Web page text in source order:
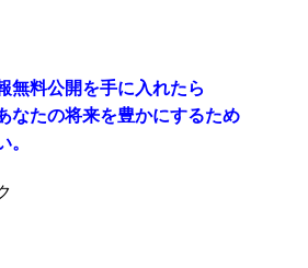
無料公開を手に入れたら
なたの将来を豊かにするため
。